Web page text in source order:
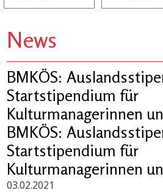
News
BMKÖS:
Startstipendium für
Kulturmanagerinnen
BMKÖS:
Startstipendium für
Kulturmanagerinnen
03.02.2021